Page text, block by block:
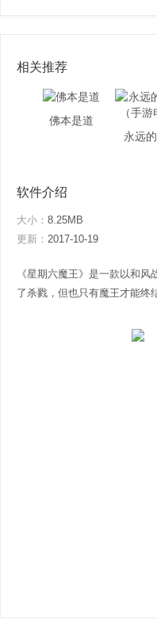
相关推荐
佛本是道
软件介绍
大小： 8.25MB
更新： 2017-10-19
《星期六魔王》是一款以和
了杀戮，但也只有魔王才能终